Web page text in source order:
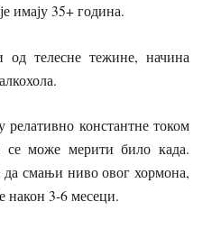
имају 35+ година.
телесне тежине, начина
константне током
се може мерити било када.
смањи ниво овог хормона,
након 3-6 месеци.